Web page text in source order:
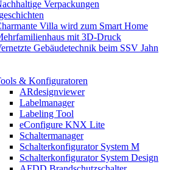
Verpackungen
Villa wird zum Smart Home
mit 3D-Druck
Gebäudetechnik beim SSV Jahn
& Konfiguratoren
ARdesignviewer
Labelmanager
Labeling Tool
eConfigure KNX Lite
Schaltermanager
Schalterkonfigurator System M
Schalterkonfigurator System Design